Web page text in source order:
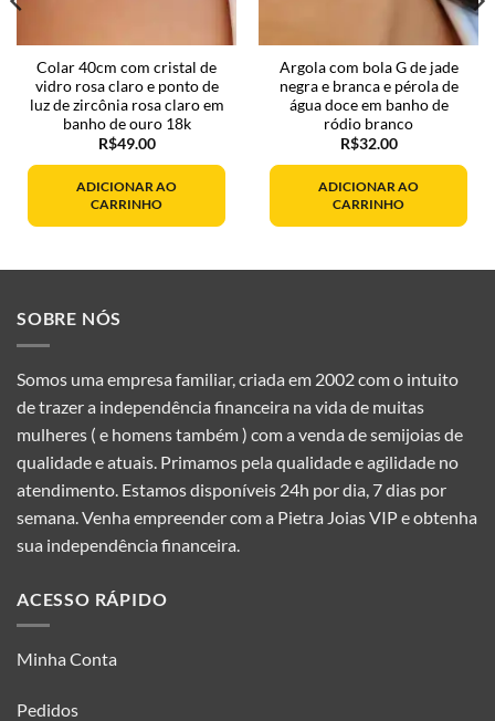
Colar 40cm com cristal de
vidro rosa claro e ponto de
luz de zircônia rosa claro em
banho de ouro 18k
R$49.00
ADICIONAR AO
CARRINHO
Argola com bola G de jade
negra e branca e pérola de
água doce em banho de
ródio branco
R$32.00
ADICIONAR AO
CARRINHO
SOBRE NÓS
Somos uma empresa familiar, criada em 2002 com o intuito
de trazer a independência financeira na vida de muitas
mulheres ( e homens também ) com a venda de semijoias de
qualidade e atuais. Primamos pela qualidade e agilidade no
atendimento. Estamos disponíveis 24h por dia, 7 dias por
semana. Venha empreender com a Pietra Joias VIP e obtenha
sua independência financeira.
ACESSO RÁPIDO
Minha Conta
Pedidos